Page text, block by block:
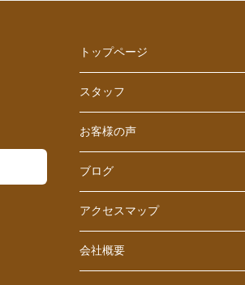
トップページ
スタッフ
お客様の声
ブログ
アクセスマップ
会社概要